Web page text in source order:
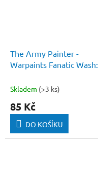
The Army Painter -
Warpaints Fanatic Wash:
Skladem (>3 ks)
85 Kč
DO KOŠÍKU